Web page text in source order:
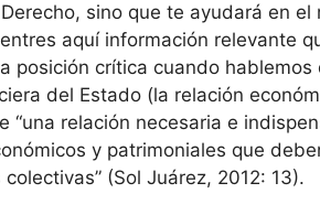
sino que te ayudará en
aquí información relevante
posición crítica cuando
del Estado (la relación
“una relación necesaria e
y patrimoniales que
(Sol Juárez, 2012: 13).